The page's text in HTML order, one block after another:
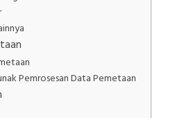
Pemrosesan Data Pemetaan